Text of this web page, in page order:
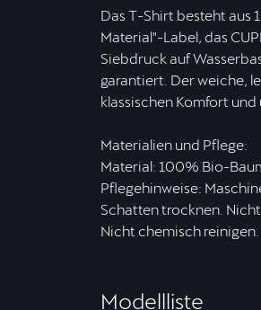
Das T-Shirt besteht aus
Material"-Label, das
Siebdruck auf
garantiert. Der weiche,
klassischen Komfort und
Materialien und Pflege:
Material: 100% Bio-
Pflegehinweise:
Schatten trocknen.
Nicht chemisch reinigen.
Modellliste